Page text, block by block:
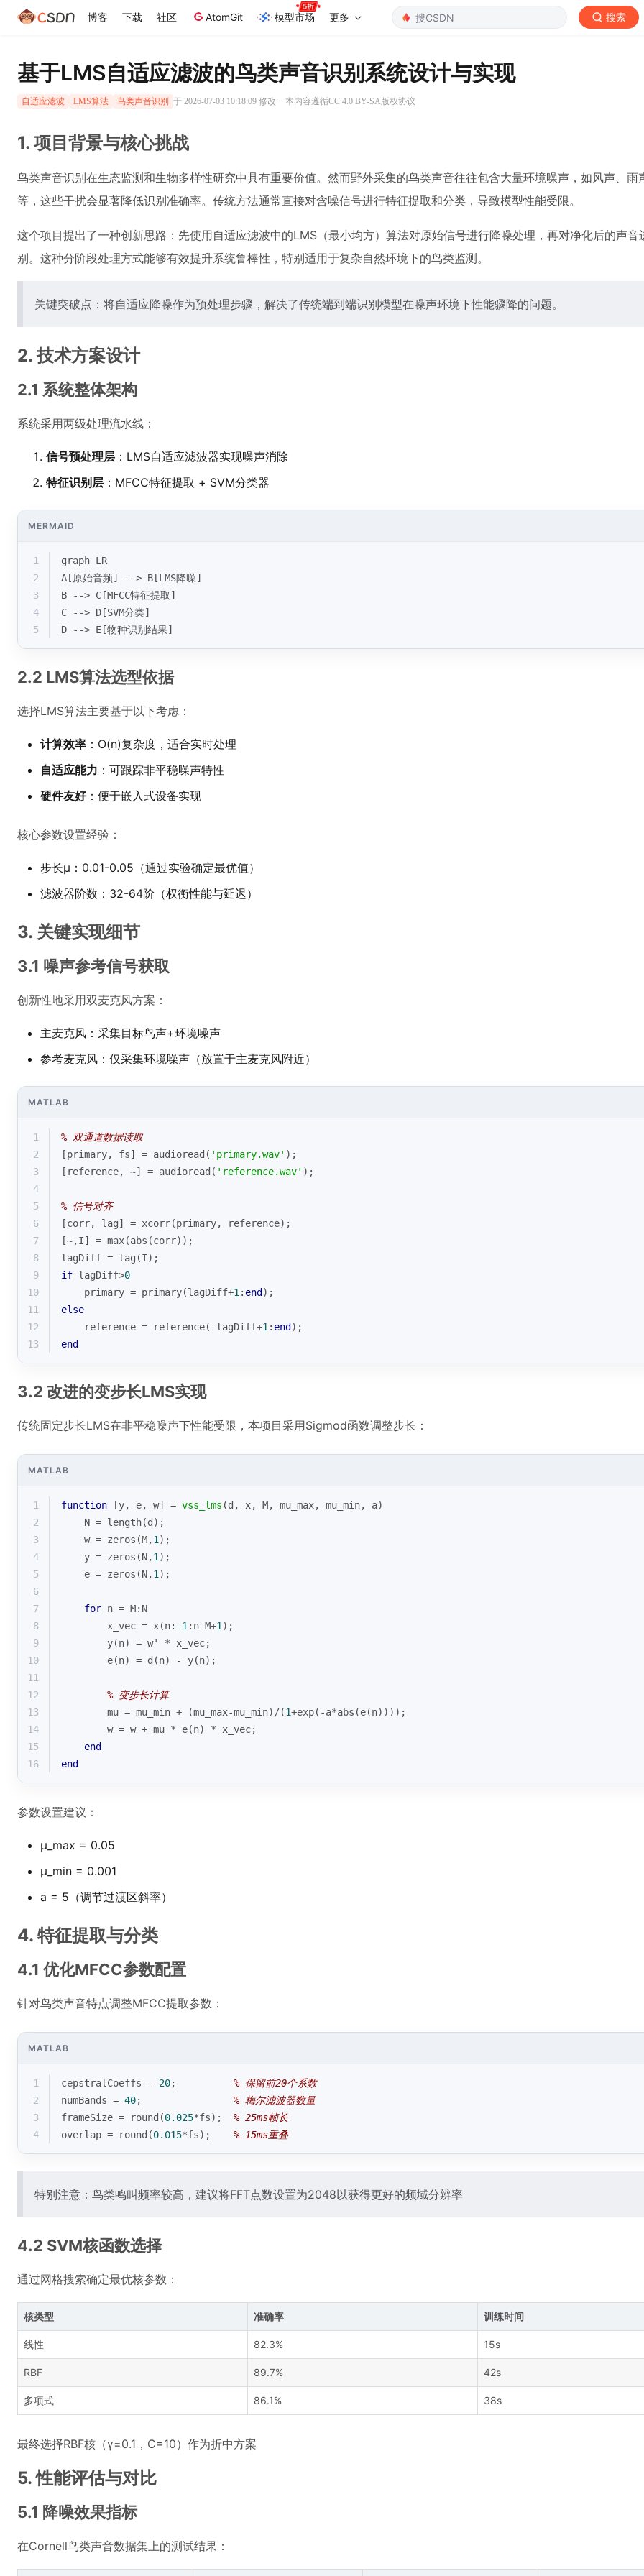
博客 下载 社区 AtomGit 模型市场 更多 搜索
基于LMS自适应滤波的鸟类声音识别系统设计与实现
自适应滤波 LMS算法 鸟类声音识别 于 2026-07-03 10:18:09 修改· 本内容遵循CC 4.0 BY-SA版权协议
1. 项目背景与核心挑战
鸟类声音识别在生态监测和生物多样性研究中具有重要价值。然而野外采集的鸟类声音往往包含大量环境噪声，如风声、雨
等，这些干扰会显著降低识别准确率。传统方法通常直接对含噪信号进行特征提取和分类，导致模型性能受限。
这个项目提出了一种创新思路：先使用自适应滤波中的LMS（最小均方）算法对原始信号进行降噪处理，再对净化后的声音
别。这种分阶段处理方式能够有效提升系统鲁棒性，特别适用于复杂自然环境下的鸟类监测。
关键突破点：将自适应降噪作为预处理步骤，解决了传统端到端识别模型在噪声环境下性能骤降的问题。
2. 技术方案设计
2.1 系统整体架构
系统采用两级处理流水线：
信号预处理层 ：LMS自适应滤波器实现噪声消除
特征识别层 ：MFCC特征提取 + SVM分类器
MERMAID
1
graph LR
2
A[原始音频] --> B[LMS降噪]
3
B --> C[MFCC特征提取]
4
C --> D[SVM分类]
5
D --> E[物种识别结果]
2.2 LMS算法选型依据
选择LMS算法主要基于以下考虑：
计算效率 ：O(n)复杂度，适合实时处理
自适应能力 ：可跟踪非平稳噪声特性
硬件友好：便于嵌入式设备实现
核心参数设置经验：
步长μ：0.01-0.05（通过实验确定最优值）
滤波器阶数：32-64阶（权衡性能与延迟）
3. 关键实现细节
3.1 噪声参考信号获取
创新性地采用双麦克风方案：
主麦克风：采集目标鸟声+环境噪声
参考麦克风：仅采集环境噪声（放置于主麦克风附近）
MATLAB
1
% 双通道数据读取
2
[primary, fs] = audioread( 'primary.wav' );
3
[reference, ~] = audioread( 'reference.wav' );
4
5
% 信号对齐
6
[corr, lag] = xcorr(primary, reference);
7
[~,I] = max(abs (corr));
8
lagDiff = lag(I);
9
if lagDiff>0
10
    primary = primary(lagDiff+
1 : end );
11
else
12
    reference = reference(-lagDiff+
1 : end );
13
end
3.2 改进的变步长LMS实现
传统固定步长LMS在非平稳噪声下性能受限，本项目采用Sigmod函数调整步长：
MATLAB
1 function [y, e, w] = vss_lms (d, x, M, mu_max, mu_min, a)
2
    N =
length(d);
3
    w =
zeros (M,1 );
4
    y =
zeros (N,1 );
5
    e =
zeros (N,1 );
6
7
for n = M:N
8
        x_vec = x(n:
-1 :n-M+1 );
9
        y(n) = w' * x_vec;
10
        e(n) = d(n) - y(n);
11
12
% 变步长计算
13
        mu = mu_min + (mu_max-mu_min)/(
1+exp(-a*abs (e(n))));
14
        w = w + mu * e(n) * x_vec;
15
end
16
end
参数设置建议：
μ_max = 0.05
μ_min = 0.001
a = 5（调节过渡区斜率）
4. 特征提取与分类
4.1 优化MFCC参数配置
针对鸟类声音特点调整MFCC提取参数：
MATLAB
1 cepstralCoeffs = 20; % 保留前20个系数
2
numBands = 40; % 梅尔滤波器数量
3
frameSize = round (0.025*fs); % 25ms帧长
4
overlap = round (0.015*fs); % 15ms重叠
特别注意：鸟类鸣叫频率较高，建议将FFT点数设置为2048以获得更好的频域分辨率
4.2 SVM核函数选择
通过网格搜索确定最优核参数：
核类型 准确率 训练时间
线性 82.3% 15s
RBF 89.7% 42s
多项式 86.1% 38s
最终选择RBF核（γ=0.1，C=10）作为折中方案
5. 性能评估与对比
5.1 降噪效果指标
在Cornell鸟类声音数据集上的测试结果：